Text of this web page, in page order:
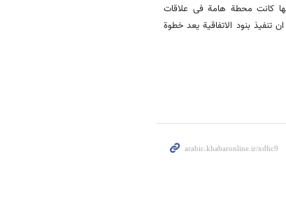
لایران (20 کانون الثانی/ ینایر) بانها کانت محطة هامة فی علاقات
تنفیذ بنود الاتفاقیة یعد خطوة